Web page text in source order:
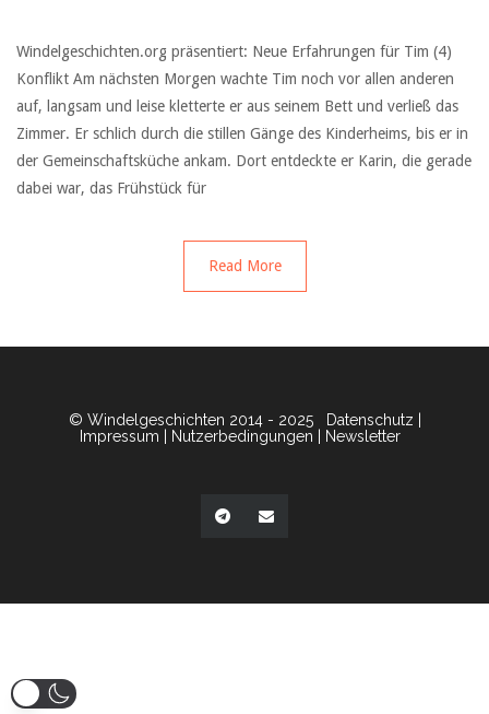
Windelgeschichten.org präsentiert: Neue Erfahrungen für Tim (4)
Konflikt Am nächsten Morgen wachte Tim noch vor allen anderen
auf, langsam und leise kletterte er aus seinem Bett und verließ das
Zimmer. Er schlich durch die stillen Gänge des Kinderheims, bis er in
der Gemeinschaftsküche ankam. Dort entdeckte er Karin, die gerade
dabei war, das Frühstück für
Read More
© Windelgeschichten 2014 - 2025 Datenschutz
Impressum
Nutzerbedingungen Newsletter